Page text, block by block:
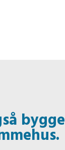
bygge